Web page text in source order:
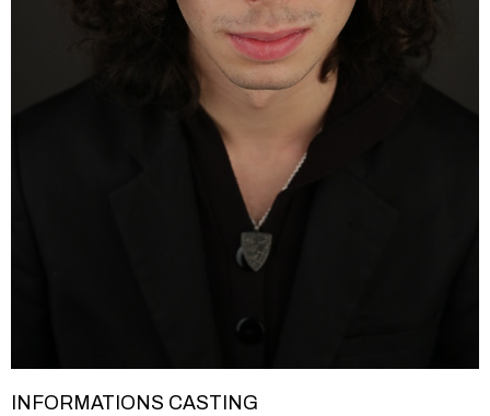
INFORMATIONS CASTING